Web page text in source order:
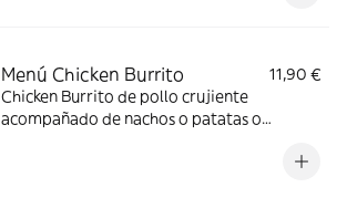
Menú Chicken Burrito
11,90 €
Chicken Burrito de pollo crujiente
acompañado de nachos o patatas o